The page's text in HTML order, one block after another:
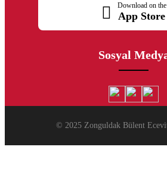
Download on the
App Store
Sosyal
© 2025 Zonguldak Bülent